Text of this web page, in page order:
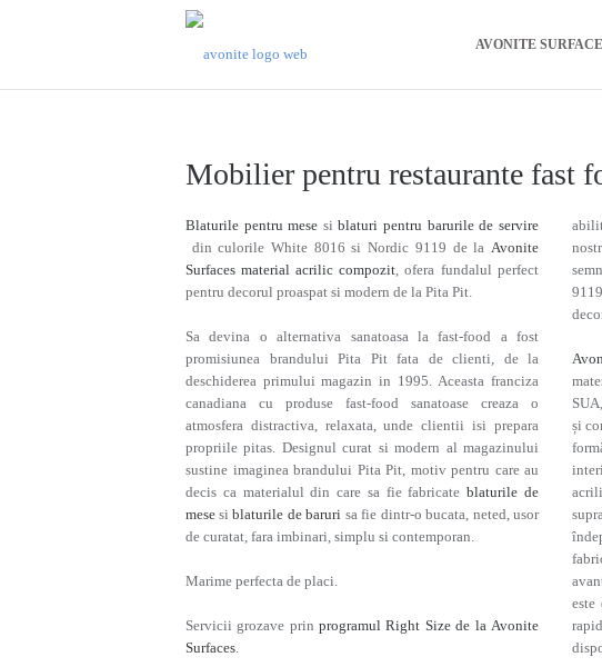
AVONITE
Mobilier pentru restaurante fast
Blaturile pentru mese si blaturi pentru barurile de servire
din culorile White 8016 si Nordic 9119 de la Avonite
Surfaces material acrilic compozit, ofera fundalul perfect
pentru decorul proaspat si modern de la Pita Pit.
Sa devina o alternativa sanatoasa la fast-food a fost
promisiunea brandului Pita Pit fata de clienti, de la
deschiderea primului magazin in 1995. Aceasta franciza
canadiana cu produse fast-food sanatoase creaza o
atmosfera distractiva, relaxata, unde clientii isi prepara
propriile pitas. Designul curat si modern al magazinului
sustine imaginea brandului Pita Pit, motiv pentru care au
decis ca materialul din care sa fie fabricate blaturile de
mese si blaturile de baruri sa fie dintr-o bucata, neted, usor
de curatat, fara imbinari, simplu si contemporan.
Marime perfecta de placi.
Servicii grozave prin programul Right Size de la Avonite
Surfaces.
și